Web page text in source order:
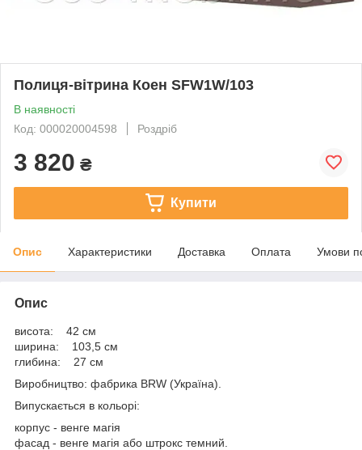
Полиця-вітрина Коен SFW1W/103
В наявності
Код: 000020004598
Роздріб
3 820 ₴
Купити
Опис Характеристики Доставка Оплата Умови
Опис
висота: 42 см
ширина: 103,5 см
глибина: 27 см
Виробництво: фабрика BRW (Україна).
Випускається в кольорі:
корпус - венге магія
фасад - венге магія або штрокс темний.